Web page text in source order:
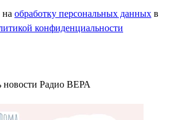
на обработку персональных данных в
конфиденциальности
новости Радио ВЕРА